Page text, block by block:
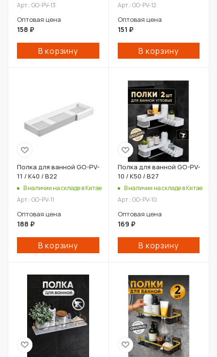
Арт.: GO-PV-13
Оптовая цена
158 ₽
В корзину
Арт.: GO-PV-12
Оптовая цена
151 ₽
В корзину
Полка для ванной GO-PV-
11 / К40 / В22
В наличии на складе в Китае
Арт.: GO-PV-11
Оптовая цена
188 ₽
В корзину
Полка для ванной GO-PV-
10 / К50 / В27
В наличии на складе в Китае
Арт.: GO-PV-10
Оптовая цена
169 ₽
В корзину